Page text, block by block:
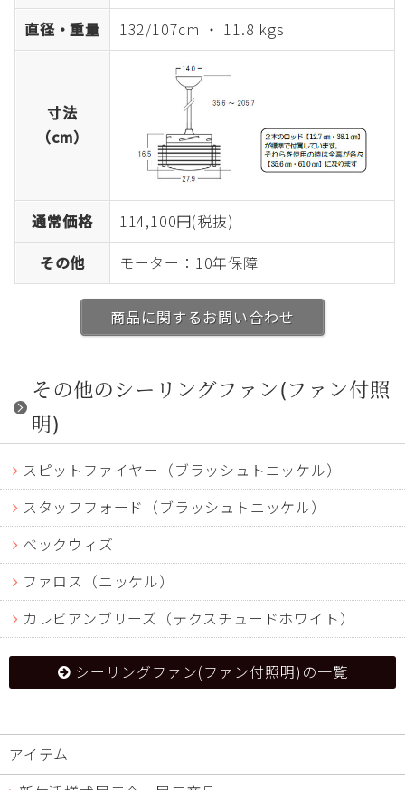
直径・重量 132/107cm ・ 11.8 kgs
寸法
（cm）
通常価格
114,100円(税抜)
その他
モーター：10年保障
商品に関するお問い合わせ
その他のシーリングファン(ファン付照
明)
スピットファイヤー（ブラッシュトニッケル）
スタッフフォード（ブラッシュトニッケル）
べックウィズ
ファロス（ニッケル）
カレビアンブリーズ（テクスチュードホワイト）
シーリングファン(ファン付照明)の一覧
アイテム